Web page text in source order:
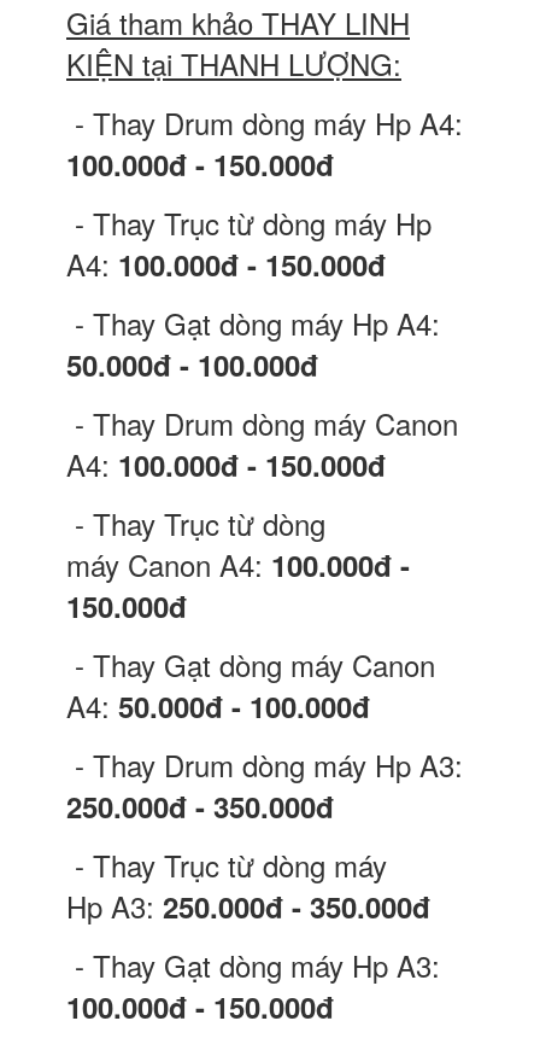
Giá tham khảo THAY LINH
KIỆN tại THANH LƯỢNG:
- Thay Drum dòng máy Hp A4:
100.000đ - 150.000đ
- Thay Trục từ dòng máy Hp
A4: 100.000đ - 150.000đ
- Thay Gạt dòng máy Hp A4:
50.000đ - 100.000đ
- Thay Drum dòng máy Canon
A4: 100.000đ - 150.000đ
- Thay Trục từ dòng
máy Canon A4: 100.000đ -
150.000đ
- Thay Gạt dòng máy Canon
A4: 50.000đ - 100.000đ
- Thay Drum dòng máy Hp A3:
250.000đ - 350.000đ
- Thay Trục từ dòng máy
Hp A3: 250.000đ - 350.000đ
- Thay Gạt dòng máy Hp A3:
100.000đ - 150.000đ